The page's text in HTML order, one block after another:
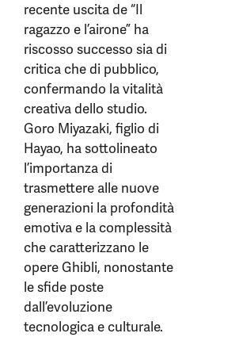
recente uscita de “Il
ragazzo e l’airone” ha
riscosso successo sia di
critica che di pubblico,
confermando la vitalità
creativa dello studio.
Goro Miyazaki, figlio di
Hayao, ha sottolineato
l’importanza di
trasmettere alle nuove
generazioni la profondità
emotiva e la complessità
che caratterizzano le
opere Ghibli, nonostante
le sfide poste
dall’evoluzione
tecnologica e culturale.